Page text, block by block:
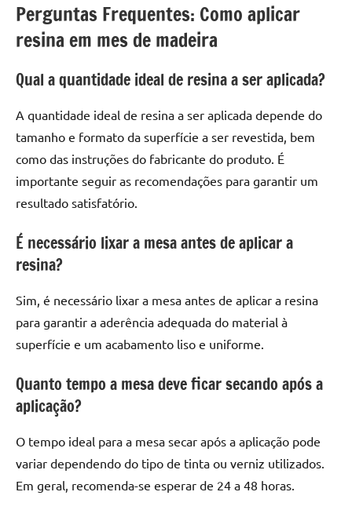
Perguntas Frequentes: Como aplicar
resina em mes de madeira
Qual a quantidade ideal de resina a ser aplicada?
A quantidade ideal de resina a ser aplicada depende do
tamanho e formato da superfície a ser revestida, bem
como das instruções do fabricante do produto. É
importante seguir as recomendações para garantir um
resultado satisfatório.
É necessário lixar a mesa antes de aplicar a
resina?
Sim, é necessário lixar a mesa antes de aplicar a resina
para garantir a aderência adequada do material à
superfície e um acabamento liso e uniforme.
Quanto tempo a mesa deve ficar secando após a
aplicação?
O tempo ideal para a mesa secar após a aplicação pode
variar dependendo do tipo de tinta ou verniz utilizados.
Em geral, recomenda-se esperar de 24 a 48 horas.